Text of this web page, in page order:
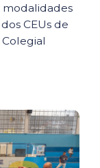
modalidades
CEUs de